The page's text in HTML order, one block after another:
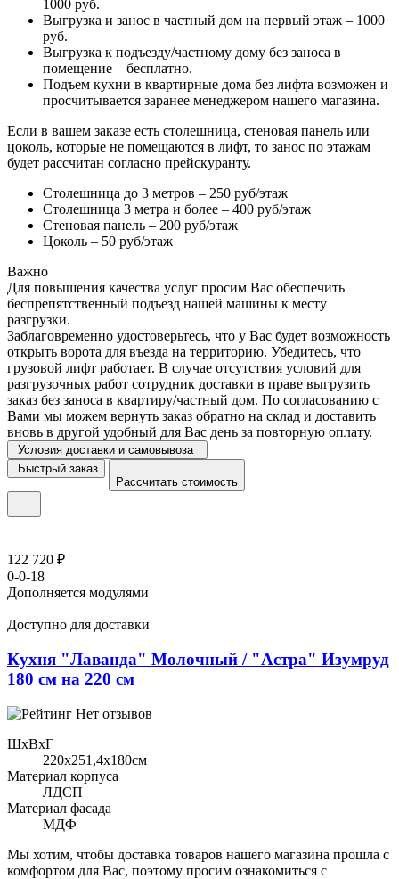
1000 руб.
Выгрузка и занос в частный дом на первый этаж – 1000
руб.
Выгрузка к подъезду/частному дому без заноса в
помещение – бесплатно.
Подъем кухни в квартирные дома без лифта возможен и
просчитывается заранее менеджером нашего магазина.
Если в вашем заказе есть столешница, стеновая панель или
цоколь, которые не помещаются в лифт, то занос по этажам
будет рассчитан согласно прейскуранту.
Столешница до 3 метров – 250 руб/этаж
Столешница 3 метра и более – 400 руб/этаж
Стеновая панель – 200 руб/этаж
Цоколь – 50 руб/этаж
Важно
Для повышения качества услуг просим Вас обеспечить
беспрепятственный подъезд нашей машины к месту
разгрузки.
Заблаговременно удостоверьтесь, что у Вас будет возможность
открыть ворота для въезда на территорию. Убедитесь, что
грузовой лифт работает. В случае отсутствия условий для
разгрузочных работ сотрудник доставки в праве выгрузить
заказ без заноса в квартиру/частный дом. По согласованию с
Вами мы можем вернуть заказ обратно на склад и доставить
вновь в другой удобный для Вас день за повторную оплату.
Условия доставки и самовывоза
Быстрый заказ
Рассчитать стоимость
122 720 ₽
0-0-18
Дополняется модулями
Доступно для доставки
Кухня "Лаванда" Молочный / "Астра" Изумруд
180 см на 220 см
Нет отзывов
ШхВхГ
220x251,4х180см
Материал корпуса
ЛДСП
Материал фасада
МДФ
Мы хотим, чтобы доставка товаров нашего магазина прошла с
комфортом для Вас, поэтому просим ознакомиться с